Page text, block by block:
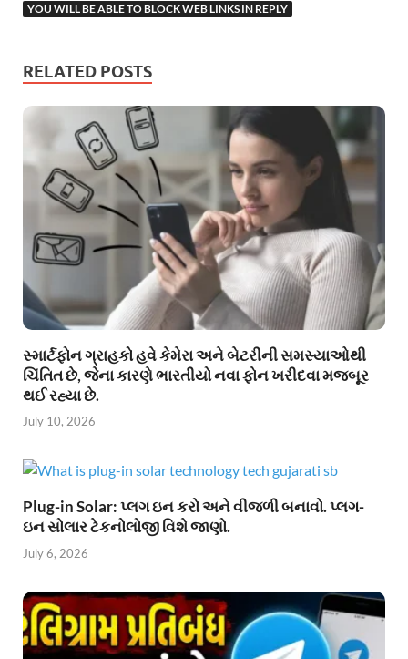
YOU WILL BE ABLE TO BLOCK WEB LINKS IN REPLY
RELATED POSTS
સ્માર્ટફોન ગ્રાહકો હવે કેમેરા અને બેટરીની સમસ્યાઓથી
ચિંતિત છે, જેના કારણે ભારતીયો નવા ફોન ખરીદવા મજબૂર
થઈ રહ્યા છે.
July 10, 2026
Plug-in Solar: પ્લગ ઇન કરો અને વીજળી બનાવો. પ્લગ-
ઇન સોલાર ટેકનોલોજી વિશે જાણો.
July 6, 2026